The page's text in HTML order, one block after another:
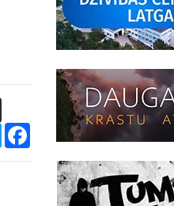
TikTok
TwitterFacebook